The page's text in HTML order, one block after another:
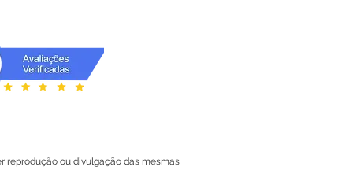
reprodução ou divulgação das mesmas